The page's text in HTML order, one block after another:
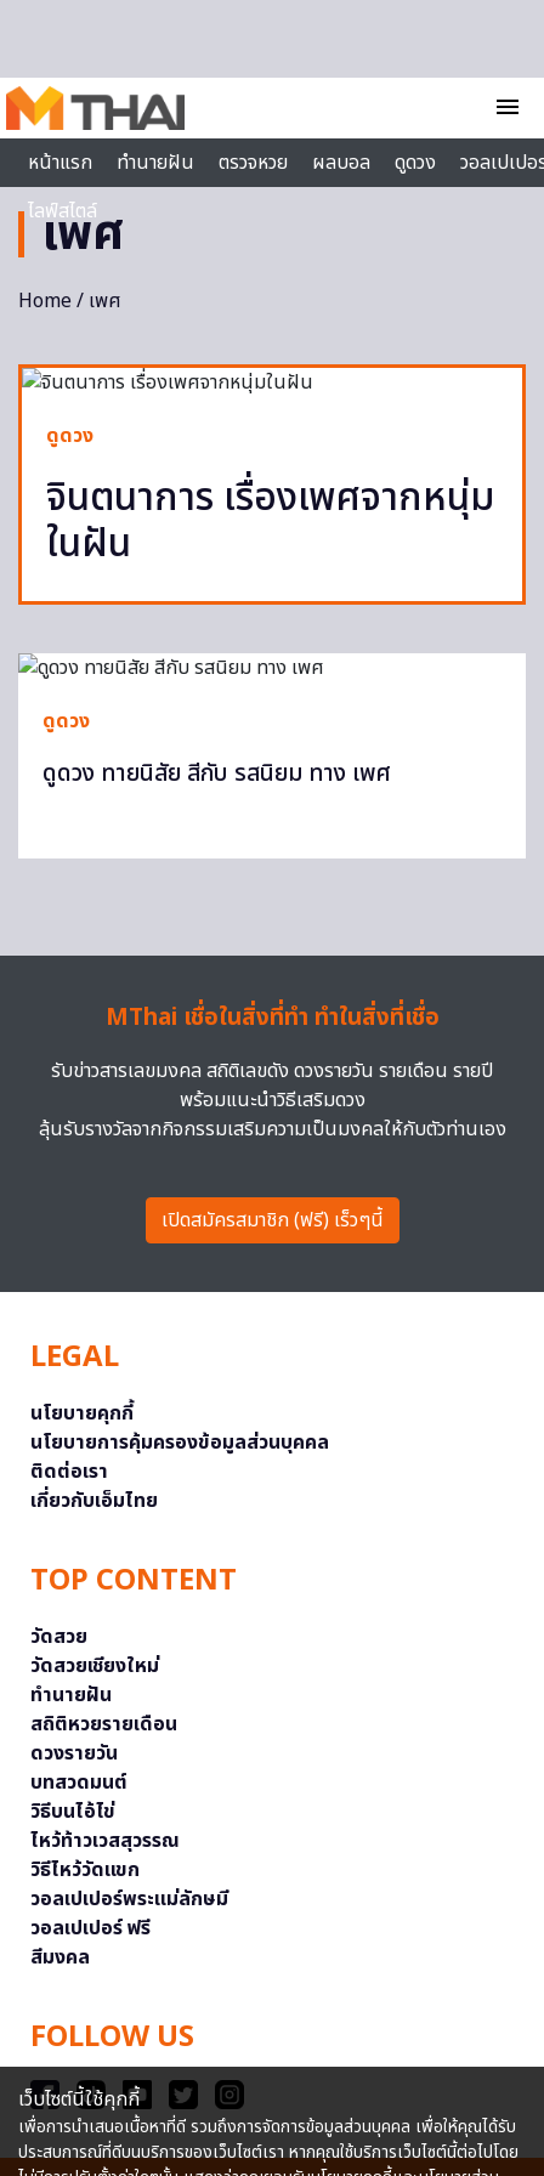
menu
หน้าแรก
ทำนายฝัน ตรวจหวย ผลบอล ดูดวง
วอลเปเป
ไลฟ์สไตล์
เพศ
Home/ เพศ
ดูดวง
จินตนาการ เรื่องเพศจากหนุ่ม
ในฝัน
ดูดวง
ดูดวง ทายนิสัย สีกับ รสนิยม ทาง เพศ
MThai เชื่อในสิ่งที่ทำ ทำในสิ่งที่เชื่อ
รับข่าวสารเลขมงคล สถิติเลขดัง ดวงรายวัน รายเดือน รายปี
พร้อมแนะนำวิธีเสริมดวง
ลุ้นรับรางวัลจากกิจกรรมเสริมความเป็นมงคลให้กับตัวท่านเอง
เปิดสมัครสมาชิก (ฟรี) เร็วๆนี้
LEGAL
นโยบายคุกกี้
นโยบายการคุ้มครองข้อมูลส่วนบุคคล
ติดต่อเรา
เกี่ยวกับเอ็มไทย
TOP CONTENT
วัดสวย
วัดสวยเชียงใหม่
ทำนายฝัน
สถิติหวยรายเดือน
ดวงรายวัน
บทสวดมนต์
วิธีบนไอ้ไข่
ไหว้ท้าวเวสสุวรรณ
วิธีไหว้วัดแขก
วอลเปเปอร์พระแม่ลักษมี
วอลเปเปอร์ ฟรี
สีมงคล
FOLLOW US
เว็บไซต์นี้ใช้คุกกี้
เพื่อการนำเสนอเนื้อหาที่ดี รวมถึงการจัดการข้อมูลส่วนบุคคล เพื่อให้คุณได้รับ
ประสบการณ์ที่ดีบนบริการของเว็บไซต์เรา หากคุณใช้บริการเว็บไซต์นี้ต่อไปโดย